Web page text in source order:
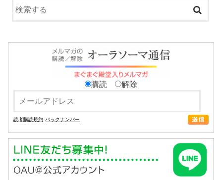
購読 解除
読者購読規約 バックナンバー